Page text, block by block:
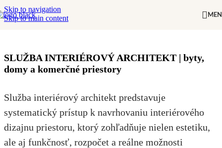
Skip to navigation
Skip to main content
SLUŽBA INTERIÉROVÝ ARCHITEKT | byty,
domy a komerčné priestory
Služba interiérový architekt predstavuje
systematický prístup k navrhovaniu interiérového
dizajnu priestoru, ktorý zohľadňuje nielen estetiku,
ale aj funkčnosť, rozpočet a reálne možnosti